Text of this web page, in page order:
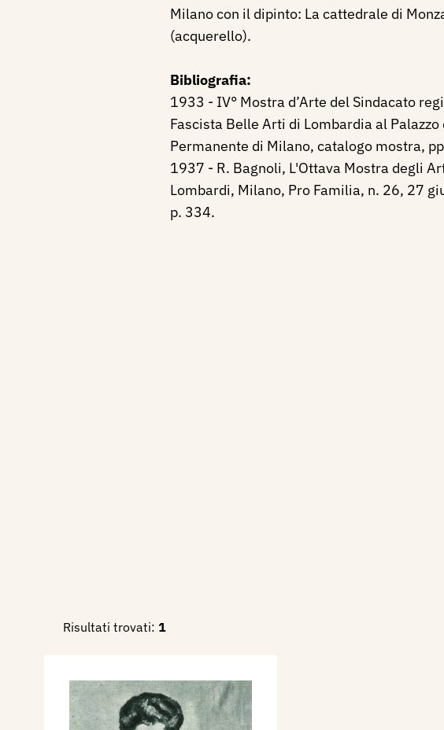
Milano con il dipinto: La cattedrale di
(acquerello).
Bibliografia:
1933 - IV° Mostra d’Arte del Sindacato
Fascista Belle Arti di Lombardia al Palazzo
Permanente di Milano, catalogo mostra,
1937 - R. Bagnoli, L'Ottava Mostra degli
Lombardi, Milano, Pro Familia, n. 26, 27
p. 334.
Risultati trovati: 1